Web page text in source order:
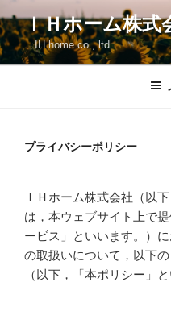
ン
テ
ン
ＩＨホーム株式
IH home co., ltd.
プライバシーポリシー
ＩＨホーム株式会社（以
は，本ウェブサイト上で
ービス」といいます。）
の取扱いについて，以下
（以下，「本ポリシー」